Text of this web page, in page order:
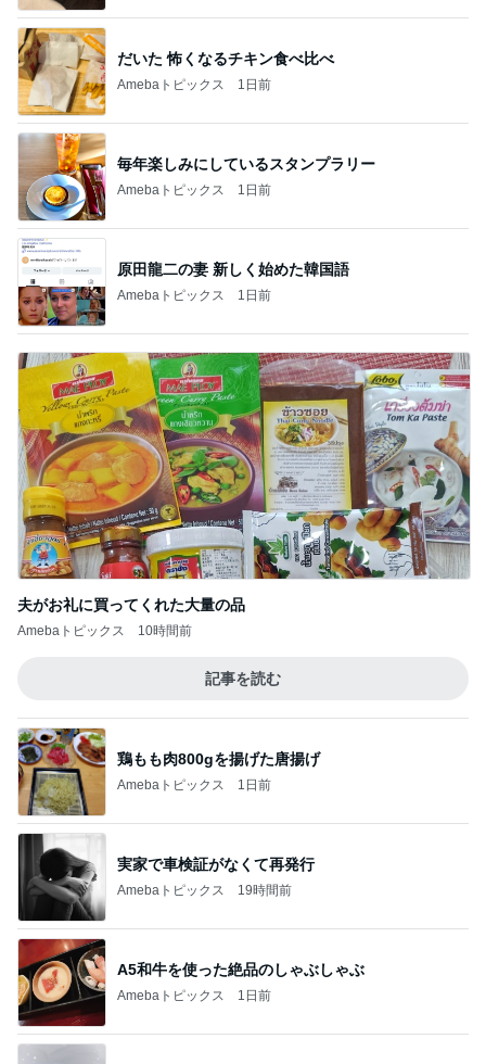
だいた 怖くなるチキン食べ比べ
Amebaトピックス 1日前
毎年楽しみにしているスタンプラリー
Amebaトピックス 1日前
原田龍二の妻 新しく始めた韓国語
Amebaトピックス 1日前
夫がお礼に買ってくれた大量の品
Amebaトピックス 10時間前
記事を読む
鶏もも肉800gを揚げた唐揚げ
Amebaトピックス 1日前
実家で車検証がなくて再発行
Amebaトピックス 19時間前
A5和牛を使った絶品のしゃぶしゃぶ
Amebaトピックス 1日前